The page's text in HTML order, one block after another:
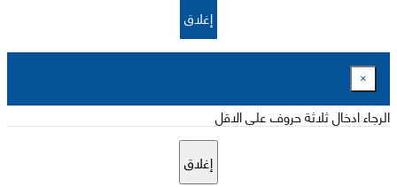
إغلاق
×
الرجاء ادخال ثلاثة حروف على الاقل
إغلاق